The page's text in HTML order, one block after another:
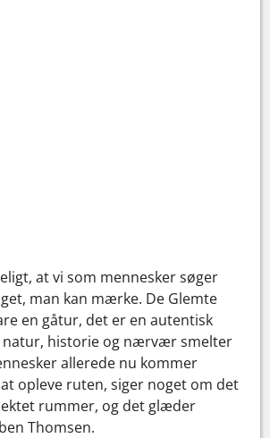
at vi som mennesker søger
man kan mærke. De Glemte
en gåtur, det er en autentisk
natur, historie og nærvær smelter
allerede nu kommer
opleve ruten, siger noget om det
rummer, og det glæder
Thomsen.